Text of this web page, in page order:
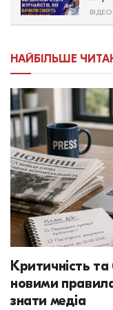
ВІДЕО
НАЙБІЛЬШЕ
Критичність
новими
знати медіа